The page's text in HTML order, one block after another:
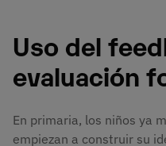
Uso del
evaluación
En primaria, los niños ya
empiezan a construir su